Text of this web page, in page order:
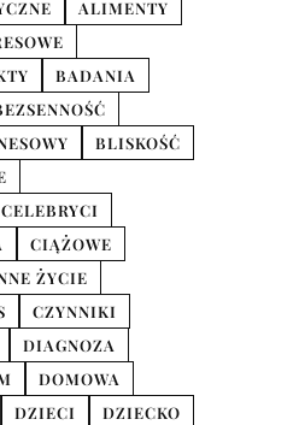
ALIMENTY
BADANIA
BLISKOŚĆ
CELEBRYCI
CIĄŻOWE
ŻYCIE
CZYNNIKI
DIAGNOZA
DOMOWA
DZIECI
DZIECKO